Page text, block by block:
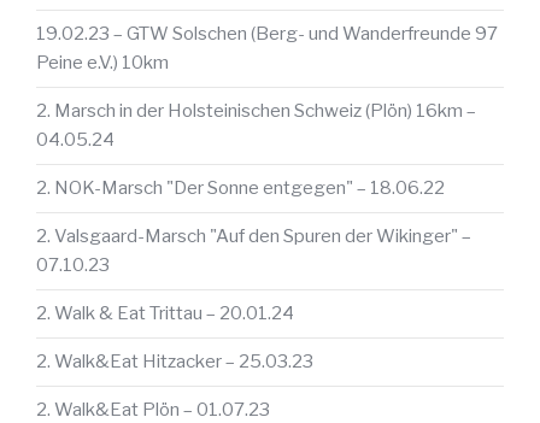
19.02.23 – GTW Solschen (Berg- und Wanderfreunde 97
Peine e.V.) 10km
2. Marsch in der Holsteinischen Schweiz (Plön) 16km –
04.05.24
2. NOK-Marsch "Der Sonne entgegen" – 18.06.22
2. Valsgaard-Marsch "Auf den Spuren der Wikinger" –
07.10.23
2. Walk & Eat Trittau – 20.01.24
2. Walk&Eat Hitzacker – 25.03.23
2. Walk&Eat Plön – 01.07.23